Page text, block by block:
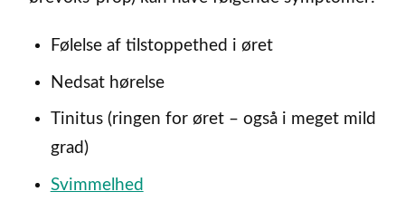
Følelse af tilstoppethed i øret
Nedsat hørelse
Tinitus (ringen for øret – også i meget mild
grad)
Svimmelhed